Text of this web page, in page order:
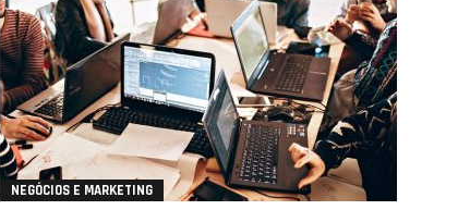
NEGÓCIOS E MARKETING